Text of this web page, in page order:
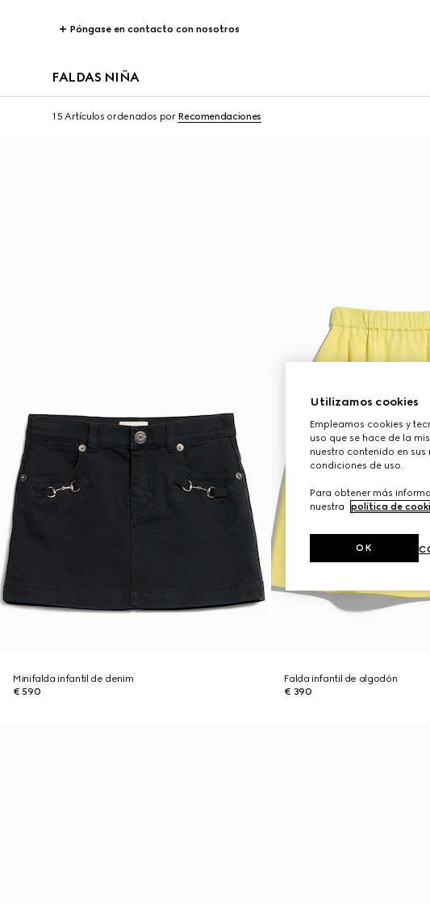
Póngase en contacto con nosotros
FALDAS NIÑA
15 Artículos ordenados por Recomendaciones
Minifalda infantil de denim
€ 590
Falda infantil de algodón
€ 390
Utilizamos cookies
Empleamos cookies y
uso que se hace de la
nuestro contenido en
condiciones de uso.
Para obtener más
nuestra
política de
OK